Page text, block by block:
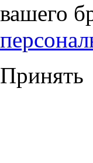
вашего
Принять